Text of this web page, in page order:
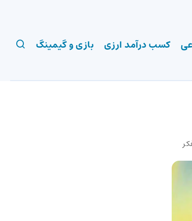
کسب درآمد ارزی بازی و گیمینگ